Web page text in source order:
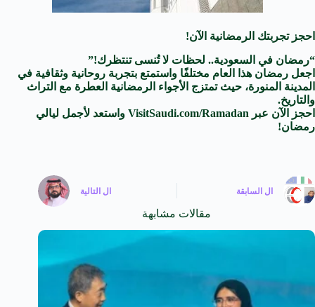
احجز تجربتك الرمضانية الآن!
“رمضان في السعودية.. لحظات لا تُنسى تنتظرك!”
اجعل رمضان هذا العام مختلفًا واستمتع بتجربة روحانية وثقافية في
المدينة المنورة، حيث تمتزج الأجواء الرمضانية العطرة مع التراث
والتاريخ.
احجز الآن عبر VisitSaudi.com/Ramadan واستعد لأجمل ليالي
رمضان!
ال السابقة ال التالية
مقالات مشابهة